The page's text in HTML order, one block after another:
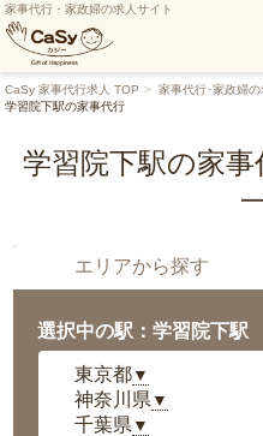
家事代行・家政婦の求人サイト
CaSy 家事代行求人 TOP 家事代行･家政婦の
学習院下駅の家事代行
学習院下駅の家事
エリアから探す
選択中の駅：学習院下駅
東京都▼
神奈川県 ▼
千葉県 ▼